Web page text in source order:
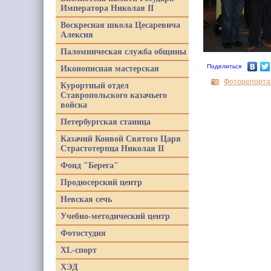
Поделиться
Императора Николая II
Воскресная школа Цесаревича
Алексия
Паломническая служба общины
Иконописная мастерская
Курортный отдел
Ставропольского казачьего
войска
Петербургская станица
Казачий Конвой Святого Царя
Страстотерпца Николая II
Фонд "Берега"
Продюсерский центр
Невская сечь
Учебно-методический центр
Фотостудия
XL-спорт
ХЭД